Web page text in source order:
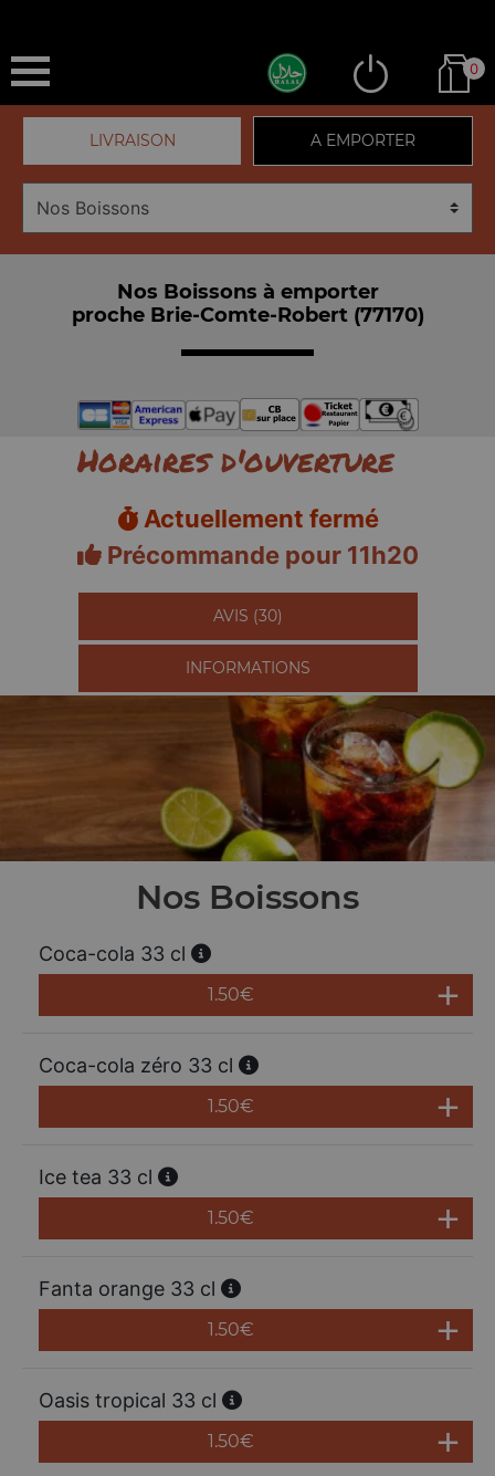
0
LIVRAISON A EMPORTER
Nos Boissons à emporter
proche Brie-Comte-Robert (77170)
Horaires d'ouverture
Actuellement fermé
Précommande pour 11h20
AVIS (30)
INFORMATIONS
Nos Boissons
Coca-cola 33 cl
1.50€
Coca-cola zéro 33 cl
1.50€
Ice tea 33 cl
1.50€
Fanta orange 33 cl
1.50€
Oasis tropical 33 cl
1.50€